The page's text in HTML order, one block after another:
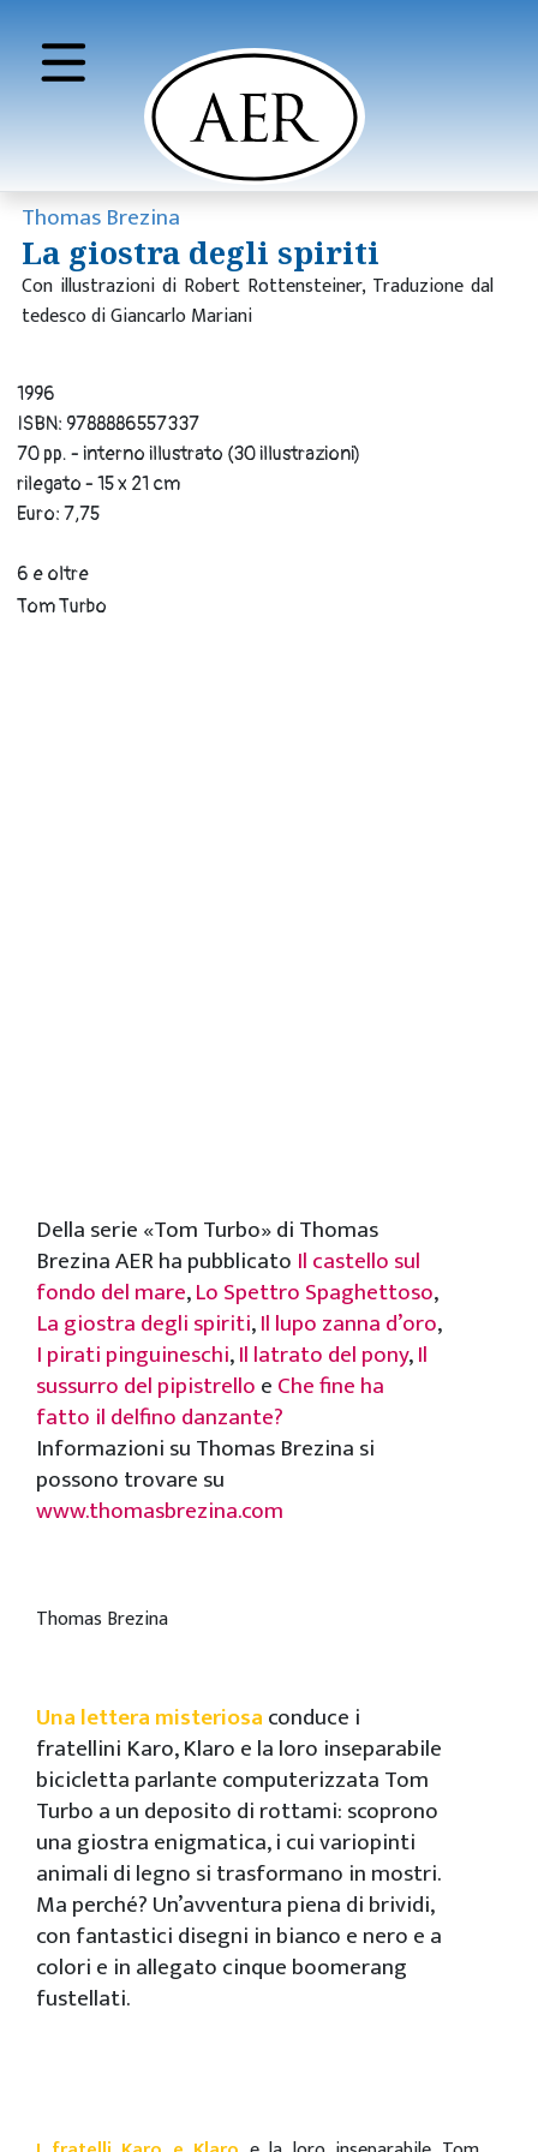
Thomas Brezina
La giostra degli spiriti
Con illustrazioni di Robert Rottensteiner, Traduzione dal
tedesco di Giancarlo Mariani
1996
ISBN: 9788886557337
70 pp. - interno illustrato (30 illustrazioni)
rilegato - 15 x 21 cm
Euro: 7,75
6 e oltre
Tom Turbo
Della serie «Tom Turbo» di Thomas
Brezina AER ha pubblicato Il castello sul
fondo del mare,Lo Spettro Spaghettoso,
La giostra degli spiriti,Il lupo zanna d’oro,
I pirati pinguineschi,Il latrato del pony,Il
sussurro del pipistrelloeChe fine ha
fatto il delfino danzante?
Informazioni su Thomas Brezina si
possono trovare su
www.thomasbrezina.com
Thomas Brezina
Una lettera misteriosaconduce i
fratellini Karo, Klaro e la loro inseparabile
bicicletta parlante computerizzata Tom
Turbo a un deposito di rottami: scoprono
una giostra enigmatica, i cui variopinti
animali di legno si trasformano in mostri.
Ma perché? Un’avventura piena di brividi,
con fantastici disegni in bianco e nero e a
colori e in allegato cinque boomerang
fustellati.